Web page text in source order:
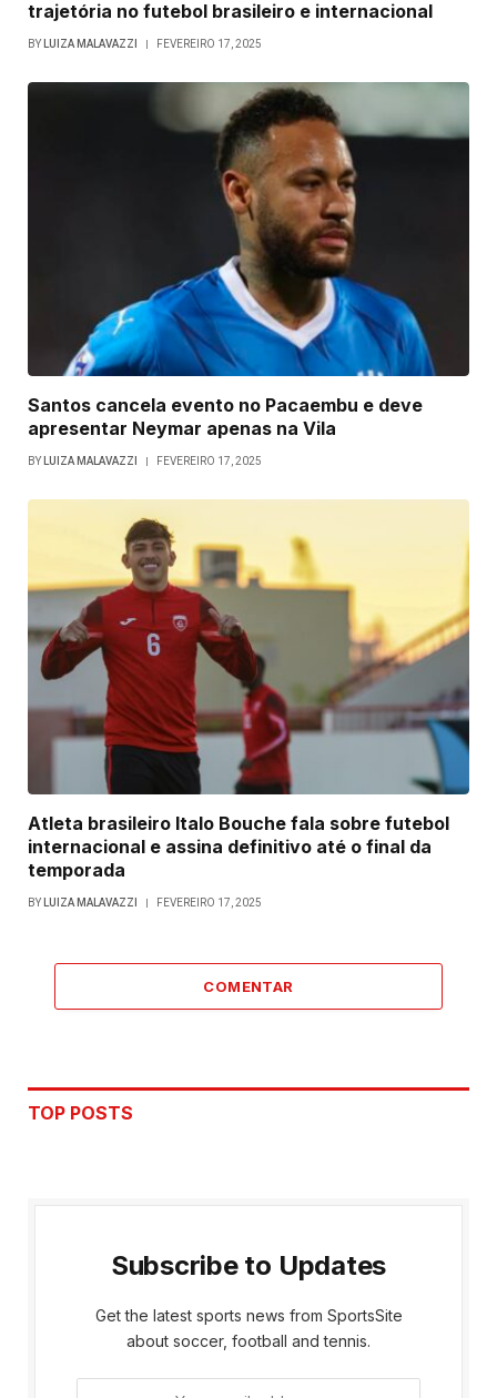
trajetória no futebol brasileiro e internacional
BY LUIZA MALAVAZZI FEVEREIRO 17, 2025
Santos cancela evento no Pacaembu e deve
apresentar Neymar apenas na Vila
BY LUIZA MALAVAZZI FEVEREIRO 17, 2025
Atleta brasileiro Italo Bouche fala sobre futebol
internacional e assina definitivo até o final da
temporada
BY LUIZA MALAVAZZI FEVEREIRO 17, 2025
COMENTAR
TOP POSTS
Subscribe to Updates
Get the latest sports news from SportsSite
about soccer, football and tennis.